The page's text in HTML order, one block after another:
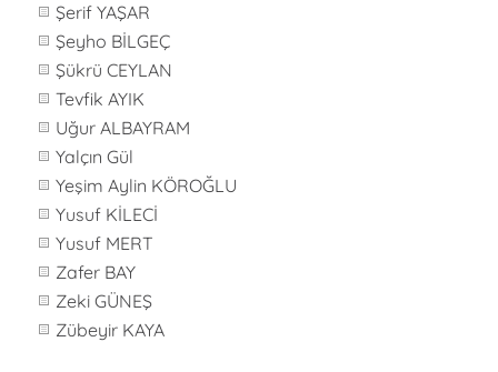
Şerif YAŞAR
Şeyho BİLGEÇ
Şükrü CEYLAN
Tevfik AYIK
Uğur ALBAYRAM
Yalçın Gül
Yeşim Aylin KÖROĞLU
Yusuf KİLECİ
Yusuf MERT
Zafer BAY
Zeki GÜNEŞ
Zübeyir KAYA